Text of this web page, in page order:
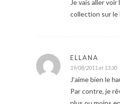
Je vais aller voir
collection sur le
ELLANA
19/08/2011 at 13:30
J’aime bien le
Par contre, je